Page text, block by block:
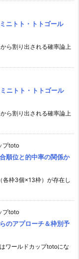
ニトト・トトゴール
ら割り出される確率論上
ニトト・トトゴール
ら割り出される確率論上
プtoto
順位と的中率の関係か
枠3個×13枠）が存在し
プtoto
のアプローチ＆枠別予
ワールドカップtotoにな